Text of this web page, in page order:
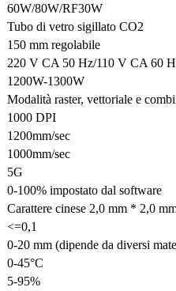
60W/80W/RF30W
Tubo di vetro sigillato CO2
150 mm regolabile
220 V CA 50 Hz/110 V CA 60
1200W-1300W
Modalità raster, vettoriale e
1000 DPI
1200mm/sec
1000mm/sec
5G
0-100% impostato dal software
Carattere cinese 2,0 mm * 2,0
<=0,1
0-20 mm (dipende da diversi
0-45°C
5-95%